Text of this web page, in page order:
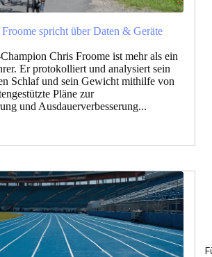
spricht über Daten & Geräte
Chris Froome ist mehr als ein
Er protokolliert und analysiert sein
Schlaf und sein Gewicht mithilfe von
Pläne zur
und Ausdauerverbesserung...